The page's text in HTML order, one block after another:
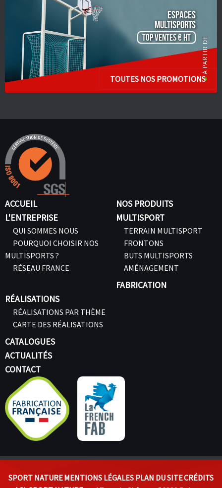
ESPACES
Multisports
TOP VENTES € HT
TOUTES NOS PROMOTIONS
ACCUEIL
L'ENTREPRISE
QUI SOMMES NOUS
POURQUOI CHOISIR NOS
MULTISPORTS ?
RÉSEAU FRANCE
NOS PRODUITS
MULTISPORT
TERRAIN MULTISPORT
FRONTONS
BUTS MULTISPORTS
AMÉNAGEMENT
FABRICATION
RÉALISATIONS
RÉALISATIONS PAR THÈME
CARTE DES RÉALISATIONS
CATALOGUES
ACTUALITÉS
CONTACT
SPORT NATUREMENTIONS LÉGALES PLAN DU SITECRÉDITS